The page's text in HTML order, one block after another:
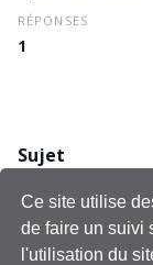
Ce site utilise
de faire un suivi
l'utilisation du
RÉPONSES
1
Sujet
Le 18
Dernière